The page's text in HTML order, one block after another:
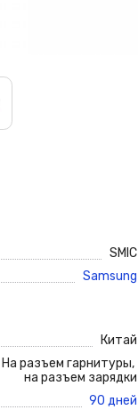
SMIC
Samsung
Китай
На разъем гарнитуры,
на разъем зарядки
90 дней